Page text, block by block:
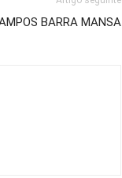
BARRA MANSA